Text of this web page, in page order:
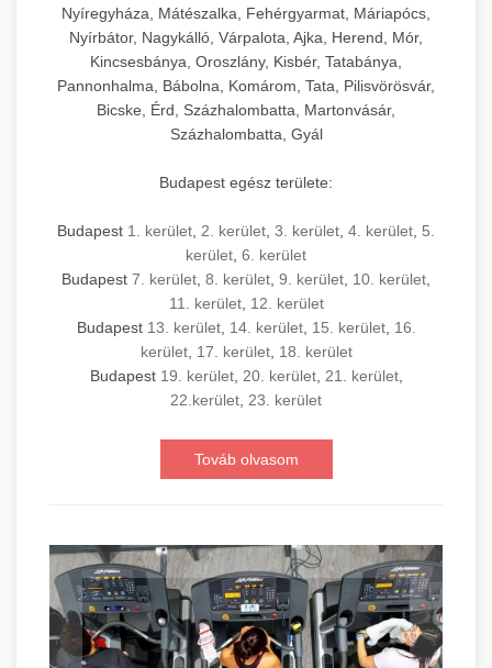
Nyíregyháza, Mátészalka, Fehérgyarmat, Máriapócs,
Nyírbátor, Nagykálló, Várpalota, Ajka, Herend, Mór,
Kincsesbánya, Oroszlány, Kisbér, Tatabánya,
Pannonhalma, Bábolna, Komárom, Tata, Pilisvörösvár,
Bicske, Érd, Százhalombatta, Martonvásár,
Százhalombatta, Gyál
Budapest egész területe:
Budapest 1. kerület, 2. kerület, 3. kerület, 4. kerület, 5.
kerület, 6. kerület
Budapest 7. kerület, 8. kerület, 9. kerület, 10. kerület,
11. kerület, 12. kerület
Budapest 13. kerület, 14. kerület, 15. kerület, 16.
kerület, 17. kerület, 18. kerület
Budapest 19. kerület, 20. kerület, 21. kerület,
22.kerület, 23. kerület
Továb olvasom